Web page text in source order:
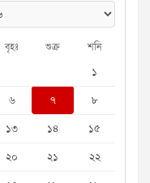
বৃহঃ শুক্র শনি
১
৬ ৭
৮
১৩ ১৪
১৫
২০ ২১
২২